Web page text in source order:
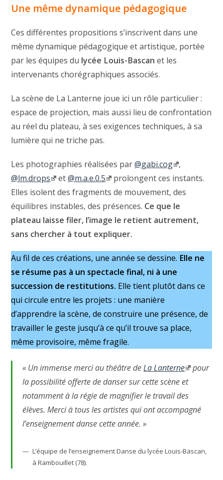
Une même dynamique pédagogique
Ces différentes propositions s’inscrivent dans une
même dynamique pédagogique et artistique, portée
par les équipes du lycée Louis-Bascan et les
intervenants chorégraphiques associés.
La scène de La Lanterne joue ici un rôle particulier :
espace de projection, mais aussi lieu de confrontation
au réel du plateau, à ses exigences techniques, à sa
lumière qui ne triche pas.
Les photographies réalisées par@gabi.cog ,
@lm.drops
et@m.a.e.0.5
prolongent ces instants.
Elles isolent des fragments de mouvement, des
équilibres instables, des présences. Ce que le
plateau laisse filer, l’image le retient autrement,
sans chercher à tout expliquer.
Au fil de ces créations, une année se dessine. Elle ne
se résume pas à un spectacle final, ni à une
succession de restitutions. Elle tient plutôt dans ce
qui circule entre les projets : une manière
d’apprendre la scène, de construire une présence, de
travailler le geste jusqu’à ce qu’il trouve sa place,
même provisoire, même fragile.
« Un immense merci au théâtre deLa Lanterne
pour
la possibilité offerte de danser sur cette scène et
notamment à la régie de magnifier le travail des
élèves. Merci à tous les artistes qui ont accompagné
l’enseignement danse cette année. »
L’équipe de l’enseignement Danse du lycée Louis-Bascan,
à Rambouillet (78).